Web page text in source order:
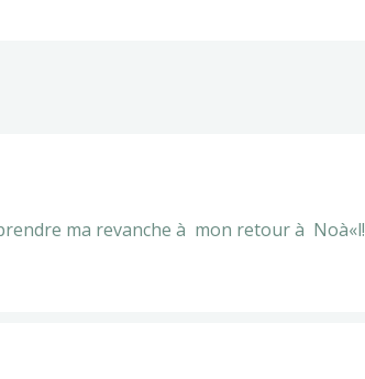
ma revanche à mon retour à Noà«l!